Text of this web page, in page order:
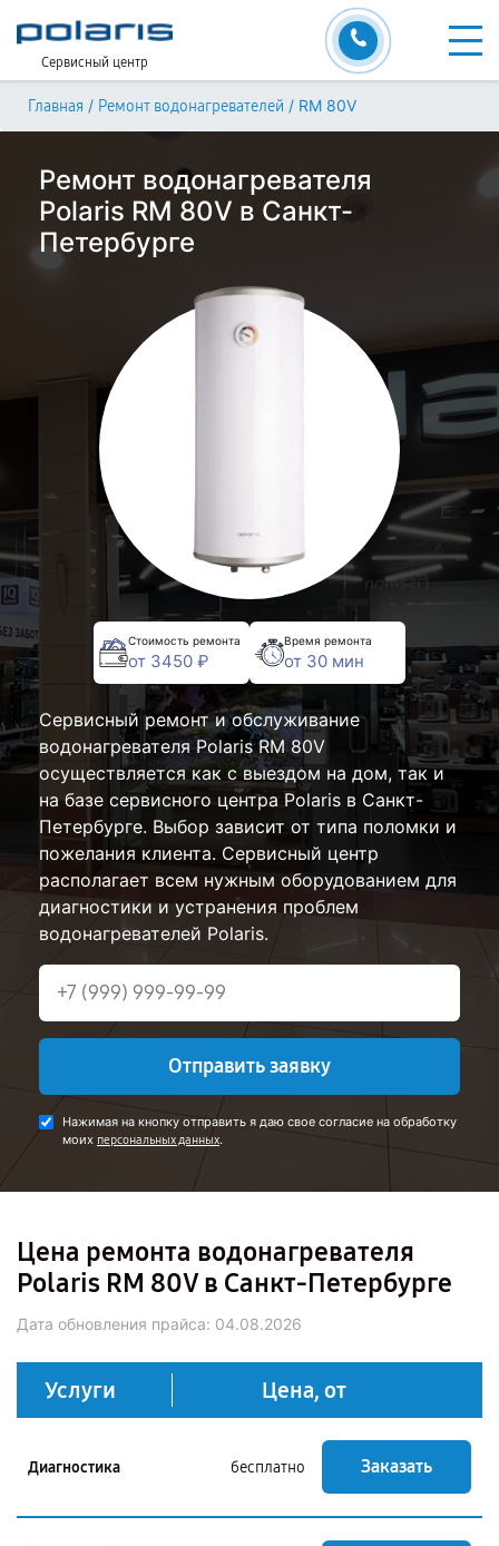
Сервисный центр
Главная / Ремонт водонагревателей / RM 80V
Ремонт водонагревателя
Polaris RM 80V в Санкт-
Петербурге
Стоимость ремонта
от 3450 ₽
Время ремонта
от 30 мин
Сервисный ремонт и обслуживание
водонагревателя Polaris RM 80V
осуществляется как с выездом на дом, так и
на базе сервисного центра Polaris в Санкт-
Петербурге. Выбор зависит от типа поломки и
пожелания клиента. Сервисный центр
располагает всем нужным оборудованием для
диагностики и устранения проблем
водонагревателей Polaris.
Отправить заявку
Нажимая на кнопку отправить я даю свое согласие на обработку
моих персональных данных.
Цена ремонта водонагревателя
Polaris RM 80V в Санкт-Петербурге
Дата обновления прайса: 04.08.2026
Услуги Цена, от
Диагностика бесплатно Заказать